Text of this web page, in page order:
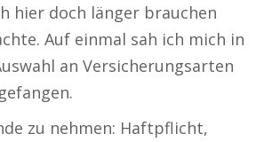
hier doch länger brauchen
Auf einmal sah ich mich in
an Versicherungsarten
zu nehmen: Haftpflicht,